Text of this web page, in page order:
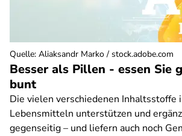
Besser als Pillen - essen Sie
bunt
Die vielen verschiedenen Inhaltsstoffe
Lebensmitteln unterstützen und
gegenseitig – und liefern auch noch
Quelle: Aliaksandr Marko / stock.adobe.com